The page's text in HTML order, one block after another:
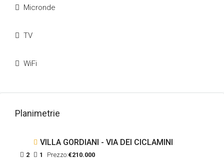
Micronde
TV
WiFi
Planimetrie
VILLA GORDIANI - VIA DEI CICLAMINI
2 1 Prezzo:€210.000